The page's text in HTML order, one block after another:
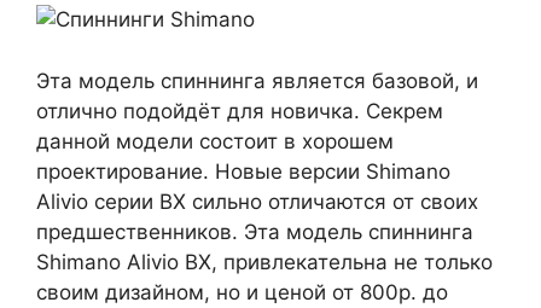
Эта модель спиннинга является базовой, и
отлично подойдёт для новичка. Секрем
данной модели состоит в хорошем
проектирование. Новые версии Shimano
Alivio серии BX сильно отличаются от своих
предшественников. Эта модель спиннинга
Shimano Alivio BX, привлекательна не только
своим дизайном, но и ценой от 800р. до